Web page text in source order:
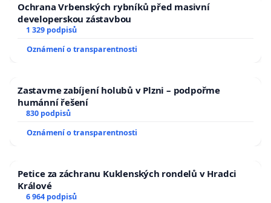
Ochrana Vrbenských rybníků před masivní
developerskou zástavbou
1 329 podpisů
Oznámení o transparentnosti
Zastavme zabíjení holubů v Plzni – podpořme
humánní řešení
830 podpisů
Oznámení o transparentnosti
Petice za záchranu Kuklenských rondelů v Hradci
Králové
6 964 podpisů